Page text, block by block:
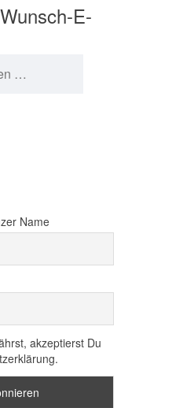
E-
Name
akzeptierst Du